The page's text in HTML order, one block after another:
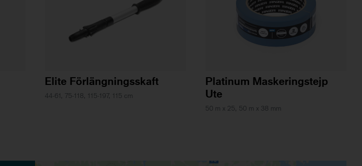
Elite Förlängningsskaft
44-61, 75-118, 115-197, 115 cm
Platinum Maskeringstejp
Ute
50 m x 25, 50 m x 38 mm